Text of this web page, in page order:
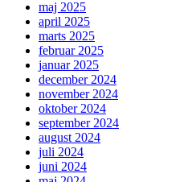
maj 2025
april 2025
marts 2025
februar 2025
januar 2025
december 2024
november 2024
oktober 2024
september 2024
august 2024
juli 2024
juni 2024